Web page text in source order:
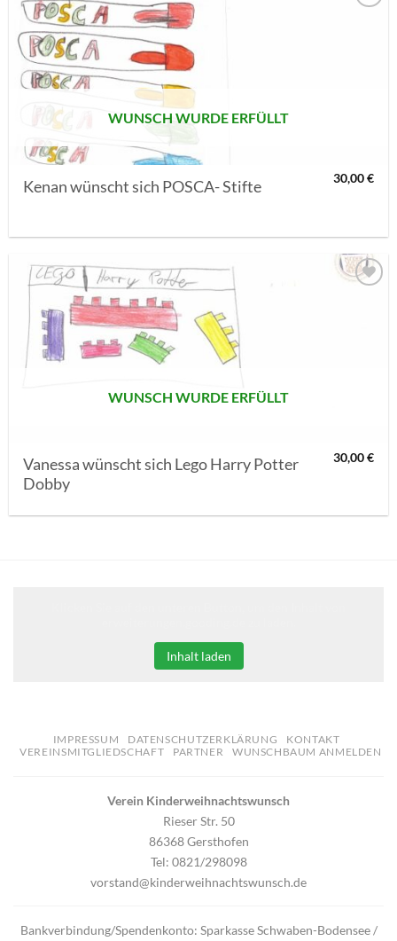
WUNSCH WURDE ERFÜLLT
Kenan wünscht sich POSCA- Stifte 30,00€
WUNSCH WURDE ERFÜLLT
Vanessa wünscht sich Lego Harry Potter
Dobby
30,00€
Inhalt laden
IMPRESSUM DATENSCHUTZERKLÄRUNG
KONTAKT
VEREINSMITGLIEDSCHAFT
PARTNER WUNSCHBAUM ANMELDEN
Verein Kinderweihnachtswunsch
Rieser Str. 50
86368 Gersthofen
Tel: 0821/298098
vorstand@kinderweihnachtswunsch.de
Bankverbindung/Spendenkonto: Sparkasse Schwaben-Bodensee /